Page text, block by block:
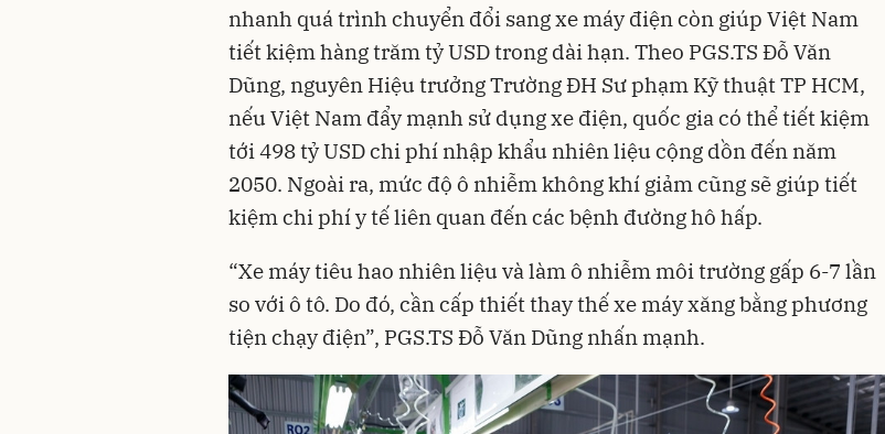
nhanh quá trình chuyển đổi sang xe máy điện còn giúp Việt Nam
tiết kiệm hàng trăm tỷ USD trong dài hạn. Theo PGS.TS Đỗ Văn
Dũng, nguyên Hiệu trưởng Trường ĐH Sư phạm Kỹ thuật TP HCM,
nếu Việt Nam đẩy mạnh sử dụng xe điện, quốc gia có thể tiết kiệm
tới 498 tỷ USD chi phí nhập khẩu nhiên liệu cộng dồn đến năm
2050. Ngoài ra, mức độ ô nhiễm không khí giảm cũng sẽ giúp tiết
kiệm chi phí y tế liên quan đến các bệnh đường hô hấp.
“Xe máy tiêu hao nhiên liệu và làm ô nhiễm môi trường gấp 6-7 lần
so với ô tô. Do đó, cần cấp thiết thay thế xe máy xăng bằng phương
tiện chạy điện”, PGS.TS Đỗ Văn Dũng nhấn mạnh.